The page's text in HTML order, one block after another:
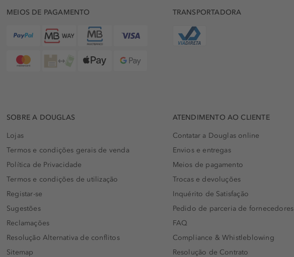
MEIOS DE PAGAMENTO TRANSPORTADORA
SOBRE A DOUGLAS
Lojas
Termos e condições gerais de venda
Política de Privacidade
Termos e condições de utilização
Registar-se
Sugestões
Reclamações
Resolução Alternativa de conflitos
Sitemap
ATENDIMENTO AO CLIENTE
Contatar a Douglas online
Envios e entregas
Meios de pagamento
Trocas e devoluções
Inquérito de Satisfação
Pedido de parceria de fornecedores
FAQ
Compliance & Whistleblowing
Resolução de Contrato